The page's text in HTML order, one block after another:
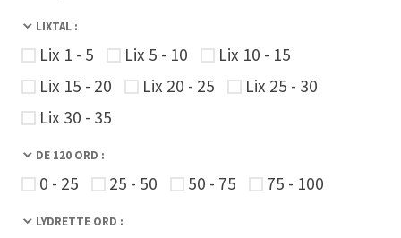
LIXTAL :
Lix 1 - 5 Lix 5 - 10
Lix 10 - 15
Lix 15 - 20
Lix 20 - 25
Lix 25 - 30
Lix 30 - 35
DE 120 ORD :
0 - 25 25 - 50 50 - 75 75 - 100
LYDRETTE ORD :